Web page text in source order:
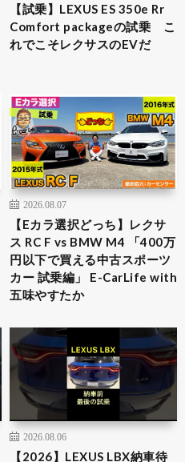
【試乗】LEXUS ES 350e Rr
Comfort packageの試乗 こ
れでこそレクサスのEVだ
2026.08.07
【Eカラ選択どっち】レクサ
ス RC F vs BMW M4 「400万
円以下で買える中古スポーツ
カー 試乗編」 E-CarLife with
五味やすたか
2026.08.06
【2026】LEXUS LBX納車待